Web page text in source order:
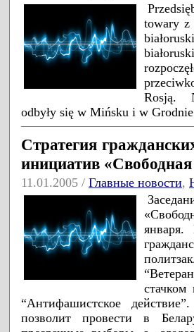
towary z
Rosją.
odbyły się w Mińsku i w
Стратегия
инициатив
11.01.2005 / Главные новости,
января.
стачком
“Антифашистское
позволит провести в